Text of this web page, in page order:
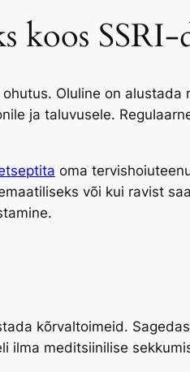
koos SSRI-
Oluline on
ja taluvusele.
oma
või kui ravist
kõrvaltoimeid.
ilma meditsiinilise